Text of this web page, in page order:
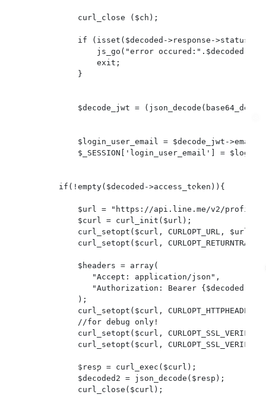
            curl_close ($ch);
if (isset($decoded->response->status)
js_go("error occured:".$decoded-
                exit;
            }
$decode_jwt =
$login_user_email = $decode_jwt->email;
$_SESSION['login_user_email'] =
        if(!empty($decoded->access_token)){
$url = "https://api.line.me/v2/
            $curl = curl_init($url);
            curl_setopt($curl, CURLOPT_URL, $url);
curl_setopt($curl,
            $headers = array(
               "Accept: application/json",
"Authorization: Bearer {$decoded-
            );
curl_setopt($curl, CURLOPT_HTTPHEADER,
            //for debug only!
curl_setopt($curl,
curl_setopt($curl,
            $resp = curl_exec($curl);
            $decoded2 = json_decode($resp);
            curl_close($curl);